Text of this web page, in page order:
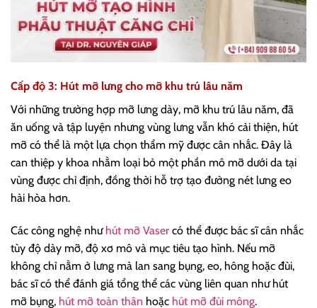
Cấp độ 3: Hút mỡ lưng cho mỡ khu trú lâu năm
Với những trường hợp mỡ lưng dày, mỡ khu trú lâu năm, đã
ăn uống và tập luyện nhưng vùng lưng vẫn khó cải thiện, hút
mỡ có thể là một lựa chọn thẩm mỹ được cân nhắc. Đây là
can thiệp y khoa nhằm loại bỏ một phần mô mỡ dưới da tại
vùng được chỉ định, đồng thời hỗ trợ tạo đường nét lưng eo
hài hòa hơn.
Các công nghệ nhưhút mỡ Vaser có thể được bác sĩ cân nhắc
tùy độ dày mỡ, độ xơ mô và mục tiêu tạo hình. Nếu mỡ
không chỉ nằm ở lưng mà lan sang bụng, eo, hông hoặc đùi,
bác sĩ có thể đánh giá tổng thể các vùng liên quan như hút
mỡ bụng, hút mỡ toàn thân hoặc hút mỡ đùi mông.